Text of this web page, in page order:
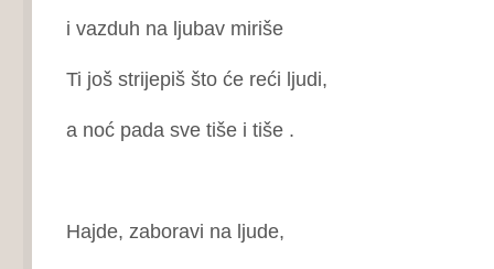
i vazduh na ljubav miriše
Ti još strijepiš što će reći ljudi,
a noć pada sve tiše i tiše .
Hajde, zaboravi na ljude,